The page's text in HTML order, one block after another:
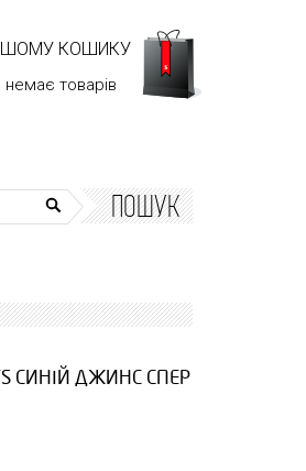
КОШИКУ
немає товарів
ПОШУК
СИНІЙ ДЖИНС СПЕР